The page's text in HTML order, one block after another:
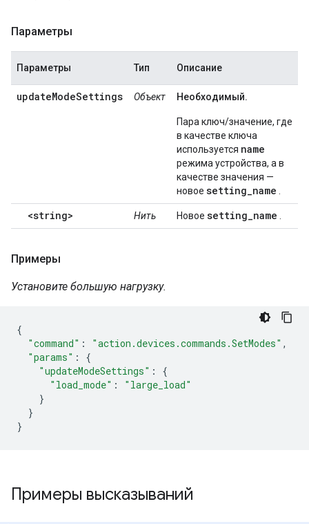
Параметры
Параметры Тип Описание
updateModeSettings Объект Необходимый.
Пара ключ/значение, где
в качестве ключа
используется name
режима устройства, а в
качестве значения —
новое setting_name
<string> Нить Новое setting_name
Примеры
Установите большую нагрузку.
{
"command" : "action.devices.commands.SetModes" ,
"params" :
{
"updateModeSettings" :
{
"load_mode" :
"large_load"
}
}
}
Примеры высказываний